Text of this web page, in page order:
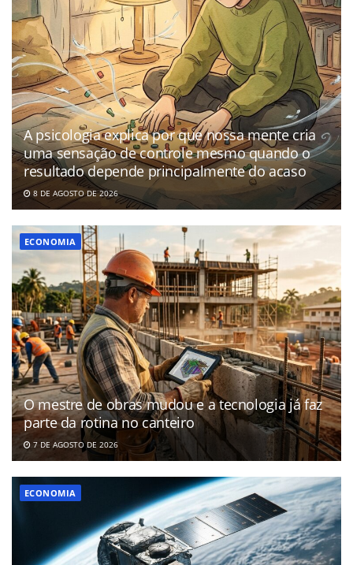
A psicologia explica por que nossa mente cria
uma sensação de controle mesmo quando o
resultado depende principalmente do acaso
8 DE AGOSTO DE 2026
ECONOMIA
O mestre de obras mudou e a tecnologia já faz
parte da rotina no canteiro
7 DE AGOSTO DE 2026
ECONOMIA